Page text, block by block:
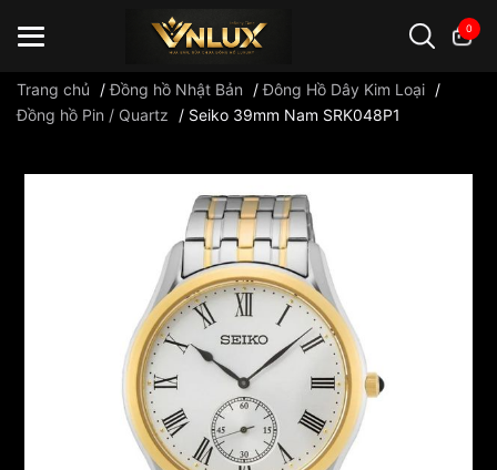
0
Trang chủ /Đồng hồ Nhật Bản /Đông Hồ Dây Kim Loại /
Đồng hồ Pin / Quartz
/ Seiko 39mm Nam SRK048P1